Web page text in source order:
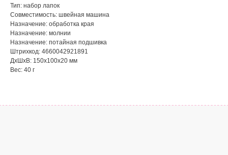
Тип: набор лапок
Совместимость: швейная машина
Назначение: обработка края
Назначение: молнии
Назначение: потайная подшивка
Штрихкод: 4660042921891
ДxШxВ: 150x100x20 мм
Вес: 40 г